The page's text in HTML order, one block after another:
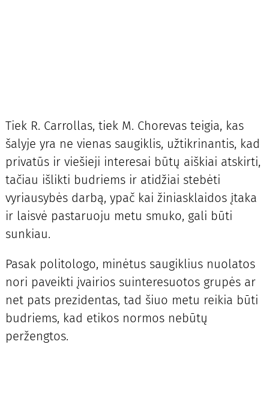
Tiek R. Carrollas, tiek M. Chorevas teigia, kas
šalyje yra ne vienas saugiklis, užtikrinantis, kad
privatūs ir viešieji interesai būtų aiškiai atskirti,
tačiau išlikti budriems ir atidžiai stebėti
vyriausybės darbą, ypač kai žiniasklaidos įtaka
ir laisvė pastaruoju metu smuko, gali būti
sunkiau.
Pasak politologo, minėtus saugiklius nuolatos
nori paveikti įvairios suinteresuotos grupės ar
net pats prezidentas, tad šiuo metu reikia būti
budriems, kad etikos normos nebūtų
peržengtos.